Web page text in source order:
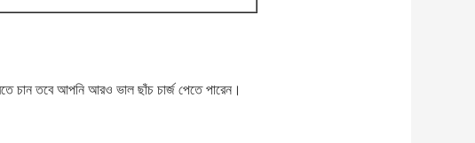
চান তবে আপনি আরও ভাল ছাঁচ চার্জ পেতে পারেন।